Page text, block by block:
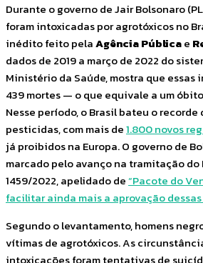
Durante o governo de Jair Bolsonaro
foram intoxicadas por agrotóxicos no
inédito feito pelaAgência Públicae
dados de 2019 a março de 2022 do
Ministério da Saúde, mostra que essas
439 mortes — o que equivale a um
Nesse período, o Brasil bateu o recorde
pesticidas, com mais de1.800 novos
já proibidos na Europa. O governo de
marcado pelo avanço na tramitação
1459/2022, apelidado de“Pacote do
facilitar ainda mais a aprovação
Segundo o levantamento, homens
vítimas de agrotóxicos. As